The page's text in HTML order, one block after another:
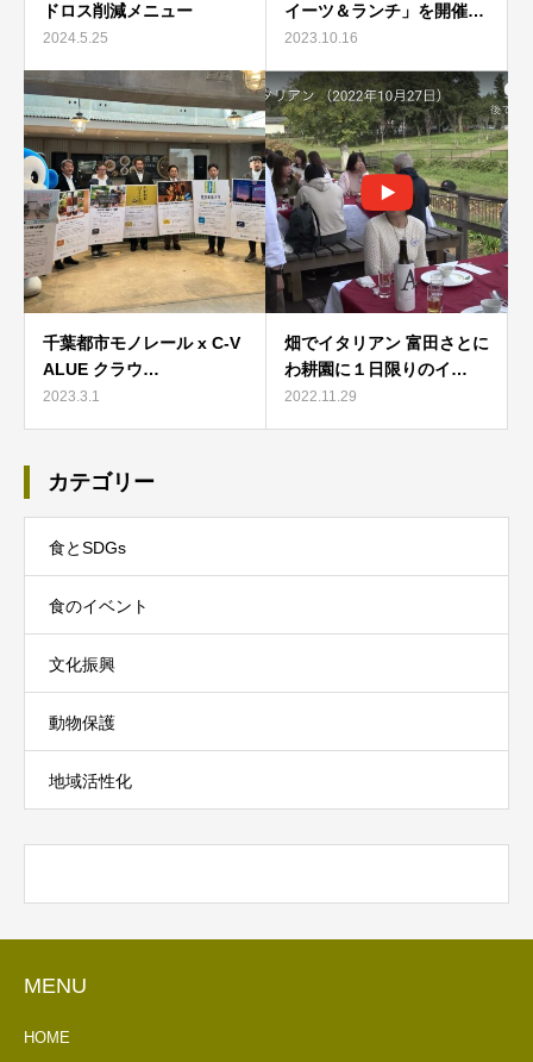
ドロス削減メニュー
2024.5.25
イーツ＆ランチ」を開催…
2023.10.16
千葉都市モノレール x C-V
ALUE クラウ…
2023.3.1
畑でイタリアン 富田さとに
わ耕園に１日限りのイ…
2022.11.29
カテゴリー
食とSDGs
食のイベント
文化振興
動物保護
地域活性化
MENU
HOME